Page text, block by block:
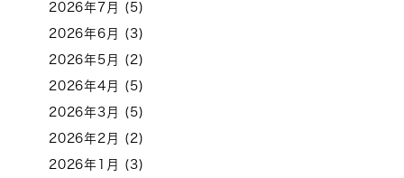
2026年7月 (5)
2026年6月 (3)
2026年5月 (2)
2026年4月 (5)
2026年3月 (5)
2026年2月 (2)
2026年1月 (3)